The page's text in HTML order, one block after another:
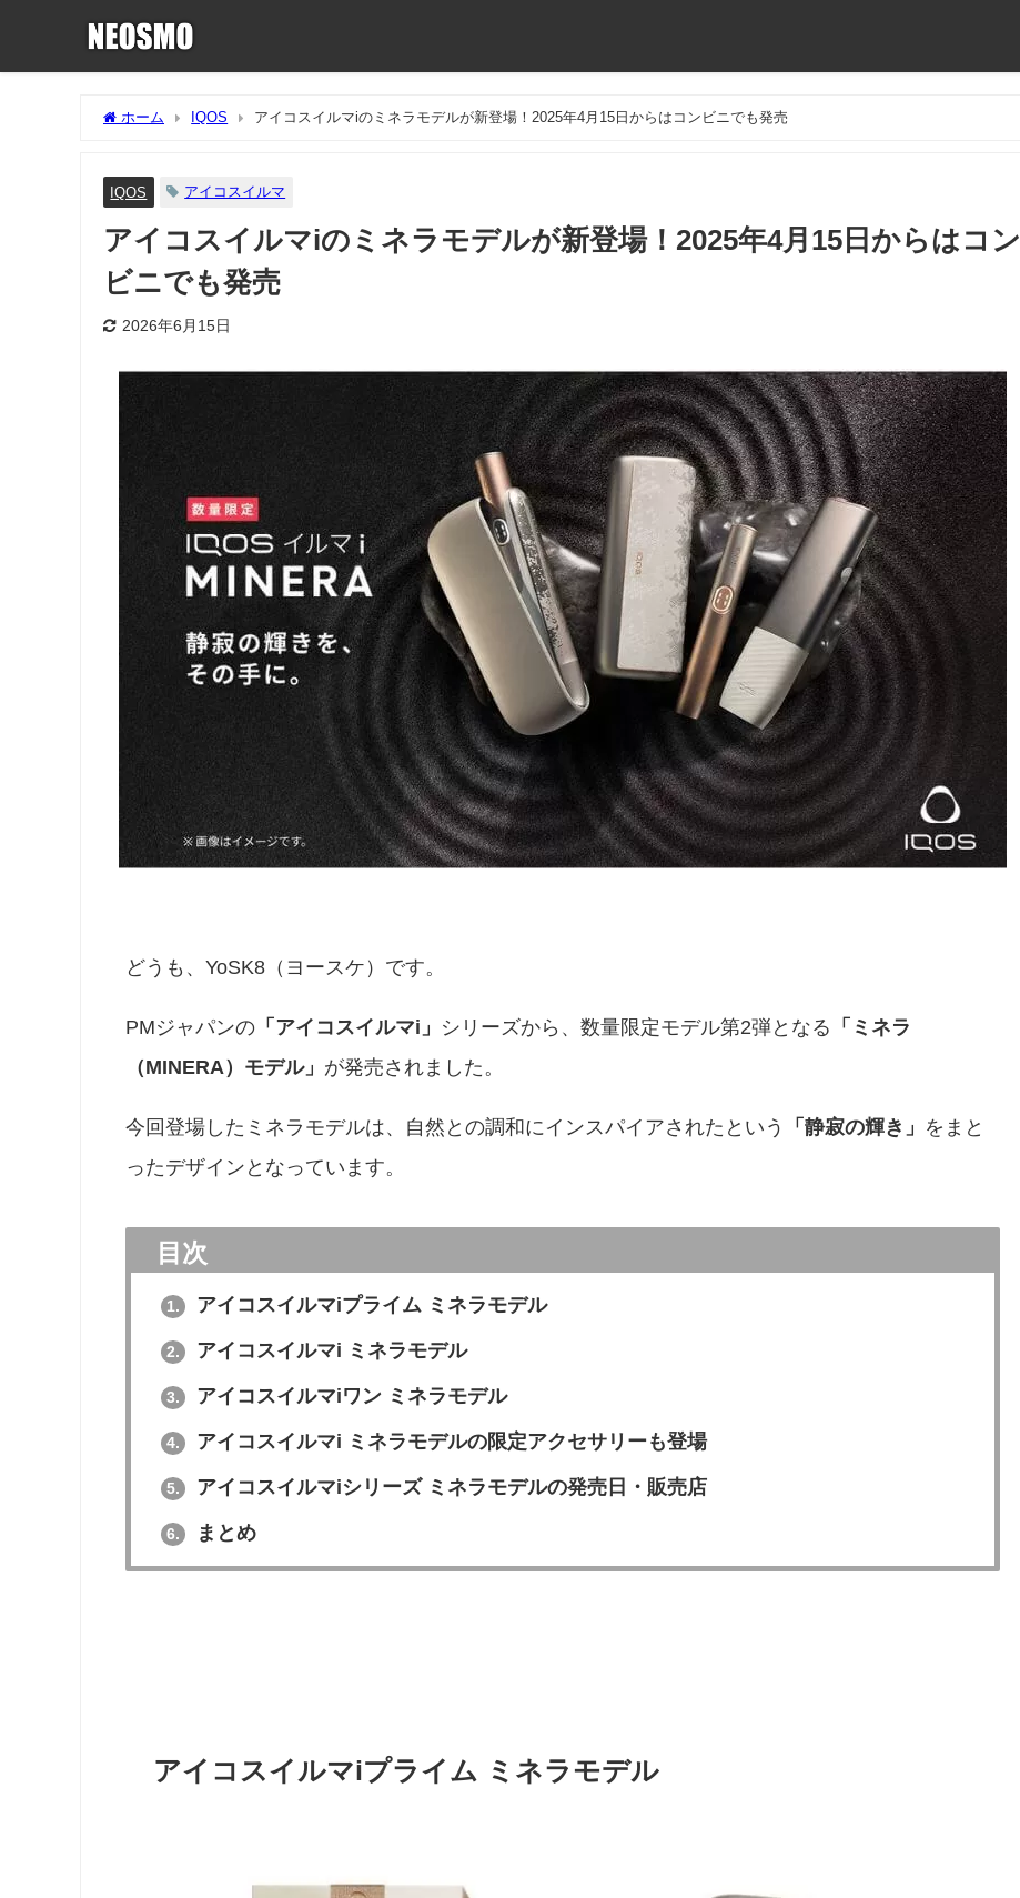
ホーム IQOS アイコスイルマiのミネラモデルが新登場！2025年4月15日からはコンビニでも発売
IQOS アイコスイルマ
アイコスイルマiのミネラモデルが新登場！2025年4月15日からはコン
ビニでも発売
2026年6月15日
どうも、YoSK8（ヨースケ）です。
PMジャパンの 「アイコスイルマi」 シリーズから、数量限定モデル第2弾となる 「ミネラ
（MINERA）モデル」 が発売されました。
今回登場したミネラモデルは、自然との調和にインスパイアされたという 「静寂の輝き」 をまと
ったデザインとなっています。
目次
1. アイコスイルマiプライム ミネラモデル
2. アイコスイルマi ミネラモデル
3. アイコスイルマiワン ミネラモデル
4. アイコスイルマi ミネラモデルの限定アクセサリーも登場
5. アイコスイルマiシリーズ ミネラモデルの発売日・販売店
6. まとめ
アイコスイルマiプライム ミネラモデル